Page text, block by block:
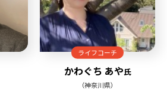
ライフコーチ
かわぐち あや氏
（神奈川県）